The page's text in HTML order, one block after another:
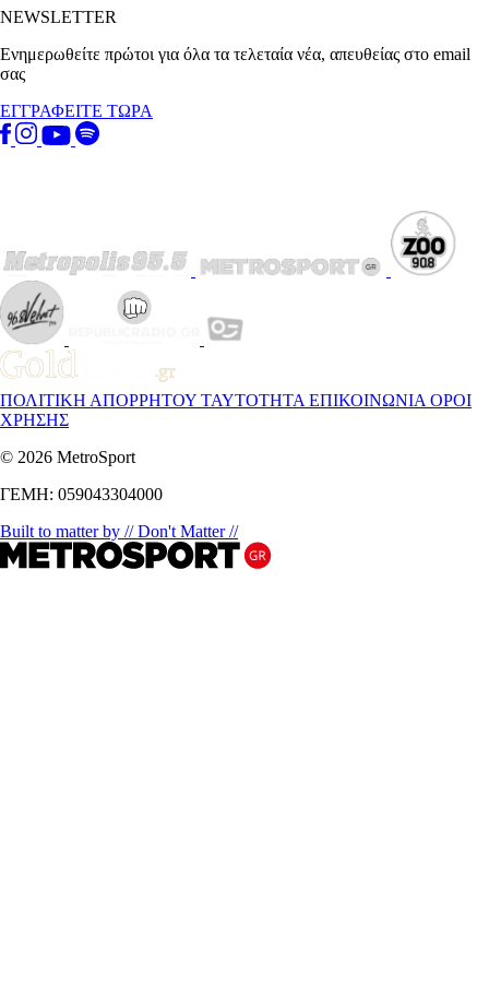
NEWSLETTER
Ενημερωθείτε πρώτοι για όλα τα τελεταία νέα, απευθείας στο email
σας
ΕΓΓΡΑΦΕΙΤΕ ΤΩΡΑ
ΠΟΛΙΤΙΚΗ ΑΠΟΡΡΗΤΟΥ ΤΑΥΤΟΤΗΤΑ ΕΠΙΚΟΙΝΩΝΙΑ ΟΡΟΙ
ΧΡΗΣΗΣ
© 2026 MetroSport
ΓΕΜΗ: 059043304000
Built to matter by // Don't Matter //